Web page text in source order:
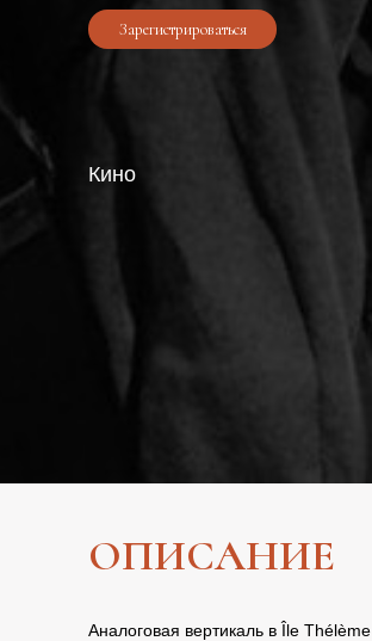
Кино
Зарегистрироваться
ОПИСАНИЕ
Аналоговая вертикаль в Île Thélème